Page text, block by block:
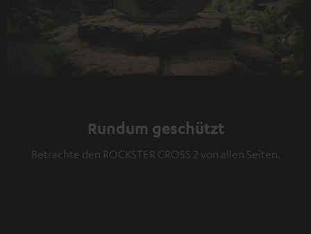
Play
Rundum geschützt
Betrachte den ROCKSTER CROSS 2 von allen Seiten.